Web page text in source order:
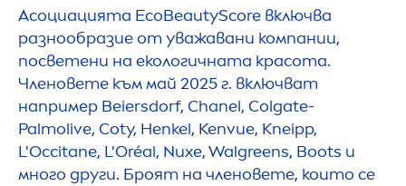
Асоциацията EcoBeautyScore включва
разнообразие от уважавани компании,
посветени на екологичната красота.
Членовете към май 2025 г. включват
например Beiersdorf, Chanel, Colgate-
Palmolive, Coty, Henkel, Kenvue, Kneipp,
L'Occitane, L'Oréal, Nuxe, Walgreens, Boots и
много други. Броят на членовете, които се